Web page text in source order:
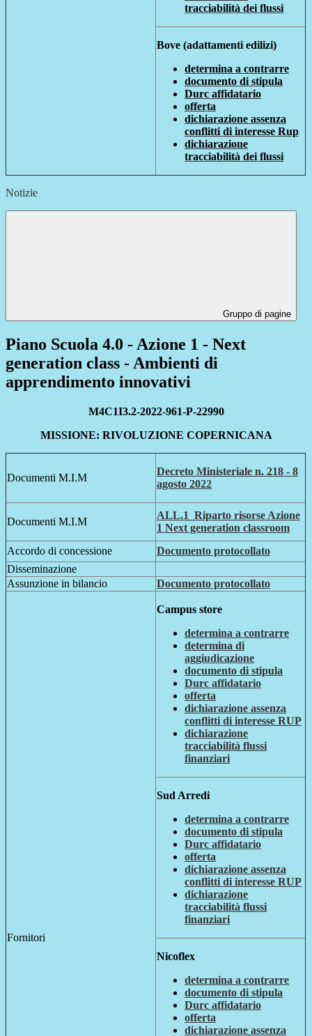
tracciabilità dei flussi
Bove (adattamenti edilizi)
determina a contrarre
documento di stipula
Durc affidatario
offerta
dichiarazione assenza
conflitti di interesse Rup
dichiarazione
tracciabilità dei flussi
Notizie
Gruppo di pagine
Piano Scuola 4.0 - Azione 1 - Next
generation class - Ambienti di
apprendimento innovativi
M4C1I3.2-2022-961-P-22990
MISSIONE: RIVOLUZIONE COPERNICANA
Documenti M.I.M
Decreto Ministeriale n. 218 - 8
agosto 2022
Documenti M.I.M
ALL.1_Riparto risorse Azione
1 Next generation classroom
Accordo di concessione
Documento protocollato
Disseminazione
Assunzione in bilancio
Documento protocollato
Fornitori
Campus store
determina a contrarre
determina di
aggiudicazione
documento di stipula
Durc affidatario
offerta
dichiarazione assenza
conflitti di interesse RUP
dichiarazione
tracciabilità flussi
finanziari
Sud Arredi
determina a contrarre
documento di stipula
Durc affidatario
offerta
dichiarazione assenza
conflitti di interesse RUP
dichiarazione
tracciabilità flussi
finanziari
Nicoflex
determina a contrarre
documento di stipula
Durc affidatario
offerta
dichiarazione assenza